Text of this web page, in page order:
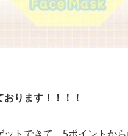
ります！！！！
トできて、5ポイントか